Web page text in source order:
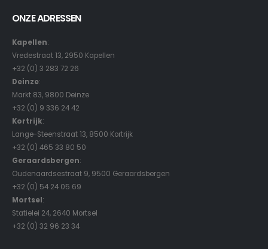
ONZE ADRESSEN
Kapellen:
Vredestraat 13, 2950 Kapellen
+32 (0) 3 283 72 26
Deinze:
Markt 83, 9800 Deinze
+32 (0) 9 336 24 42
Kortrijk:
Lange-Steenstraat 13, 8500 Kortrijk
+32 (0) 465 33 80 50
Geraardsbergen:
Oudenaardsestraat 9, 9500 Geraardsbergen
+32 (0) 54 24 05 69
Mortsel:
Statielei 24, 2640 Mortsel
+32 (0) 32 96 23 34